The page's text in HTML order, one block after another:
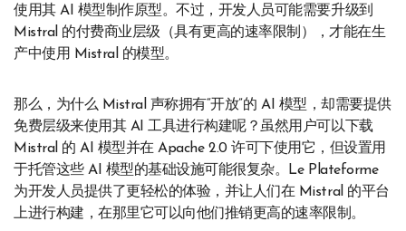
使用其 AI 模型制作原型。不过，开发人员可能需要升级到
Mistral 的付费商业层级（具有更高的速率限制），才能在生
产中使用 Mistral 的模型。
那么，为什么 Mistral 声称拥有“开放”的 AI 模型，却需要提供
免费层级来使用其 AI 工具进行构建呢？虽然用户可以下载
Mistral 的 AI 模型并在 Apache 2.0 许可下使用它，但设置用
于托管这些 AI 模型的基础设施可能很复杂。Le Plateforme
为开发人员提供了更轻松的体验，并让人们在 Mistral 的平台
上进行构建，在那里它可以向他们推销更高的速率限制。